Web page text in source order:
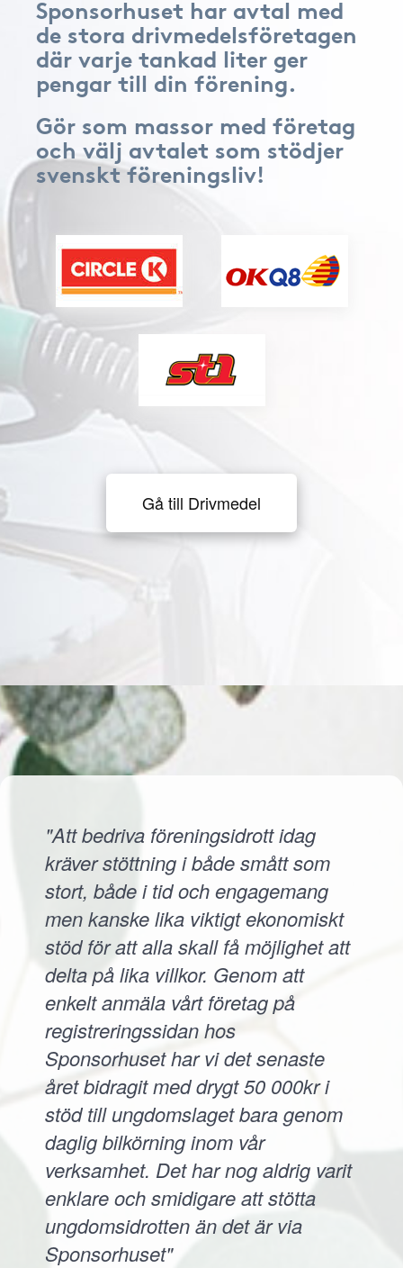
Sponsorhuset har avtal med
de stora drivmedelsföretagen
där varje tankad liter ger
pengar till din förening.
Gör som massor med företag
och välj avtalet som stödjer
svenskt föreningsliv!
Gå till Drivmedel
"Att bedriva föreningsidrott idag
kräver stöttning i både smått som
stort, både i tid och engagemang
men kanske lika viktigt ekonomiskt
stöd för att alla skall få möjlighet att
delta på lika villkor. Genom att
enkelt anmäla vårt företag på
registreringssidan hos
Sponsorhuset har vi det senaste
året bidragit med drygt 50 000kr i
stöd till ungdomslaget bara genom
daglig bilkörning inom vår
verksamhet. Det har nog aldrig varit
enklare och smidigare att stötta
ungdomsidrotten än det är via
Sponsorhuset"